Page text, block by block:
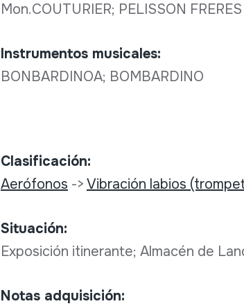
Mon.COUTURIER; PELISSON
Instrumentos musicales:
BONBARDINOA; BOMBARDINO
Clasificación:
Aerófonos -> Vibración labios
Situación:
Exposición itinerante; Almacén de
Notas adquisición: